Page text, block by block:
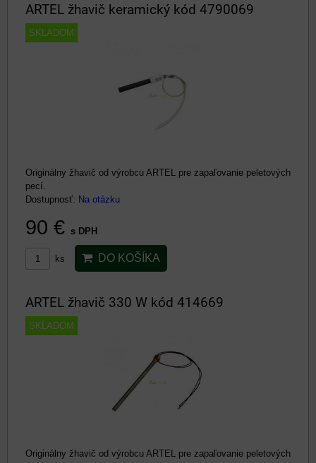
ARTEL žhavič keramický kód 4790069
SKLADOM
Originálny žhavič od výrobcu ARTEL pre zapaľovanie peletových
pecí.
Dostupnosť: Na otázku
90 € s DPH
ks DO KOŠÍKA
ARTEL žhavič 330 W kód 414669
SKLADOM
Originálny žhavič od výrobcu ARTEL pre zapaľovanie peletových